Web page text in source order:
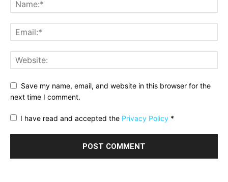
Save my name, email, and website in this browser for the
next time I comment.
I have read and accepted the Privacy Policy *